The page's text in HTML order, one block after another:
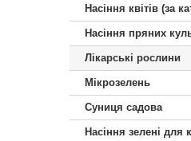
Насіння квітів (за
Насіння пряних
Лікарські рослини
Мікрозелень
Суниця садова
Насіння зелені для